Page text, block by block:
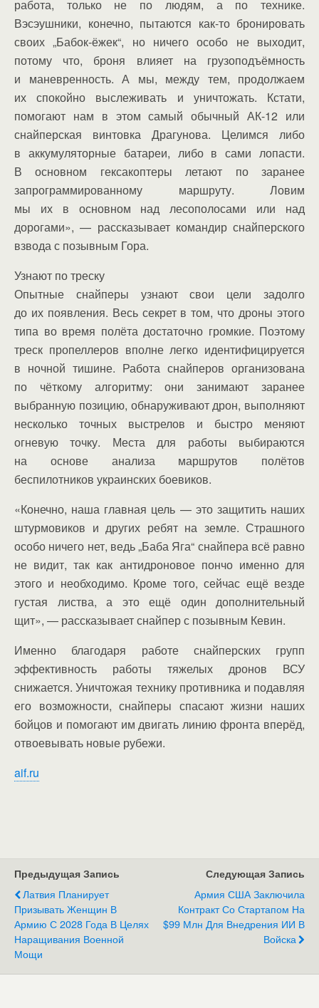
работа, только не по людям, а по технике.
Вэсэушники, конечно, пытаются как-то бронировать
своих „Бабок-ёжек“, но ничего особо не выходит,
потому что, броня влияет на грузоподъёмность
и маневренность. А мы, между тем, продолжаем
их спокойно выслеживать и уничтожать. Кстати,
помогают нам в этом самый обычный АК-12 или
снайперская винтовка Драгунова. Целимся либо
в аккумуляторные батареи, либо в сами лопасти.
В основном гексакоптеры летают по заранее
запрограммированному маршруту. Ловим
мы их в основном над лесополосами или над
дорогами», — рассказывает командир снайперского
взвода с позывным Гора.
Узнают по треску
Опытные снайперы узнают свои цели задолго
до их появления. Весь секрет в том, что дроны этого
типа во время полёта достаточно громкие. Поэтому
треск пропеллеров вполне легко идентифицируется
в ночной тишине. Работа снайперов организована
по чёткому алгоритму: они занимают заранее
выбранную позицию, обнаруживают дрон, выполняют
несколько точных выстрелов и быстро меняют
огневую точку. Места для работы выбираются
на основе анализа маршрутов полётов
беспилотников украинских боевиков.
«Конечно, наша главная цель — это защитить наших
штурмовиков и других ребят на земле. Страшного
особо ничего нет, ведь „Баба Яга“ снайпера всё равно
не видит, так как антидроновое пончо именно для
этого и необходимо. Кроме того, сейчас ещё везде
густая листва, а это ещё один дополнительный
щит», — рассказывает снайпер с позывным Кевин.
Именно благодаря работе снайперских групп
эффективность работы тяжелых дронов ВСУ
снижается. Уничтожая технику противника и подавляя
его возможности, снайперы спасают жизни наших
бойцов и помогают им двигать линию фронта вперёд,
отвоевывать новые рубежи.
aif.ru
Предыдущая Запись
Латвия Планирует
Призывать Женщин В
Армию С 2028 Года В Целях
Наращивания Военной
Мощи
Следующая Запись
Армия США Заключила
Контракт Со Стартапом На
$99 Млн Для Внедрения ИИ В
Войска